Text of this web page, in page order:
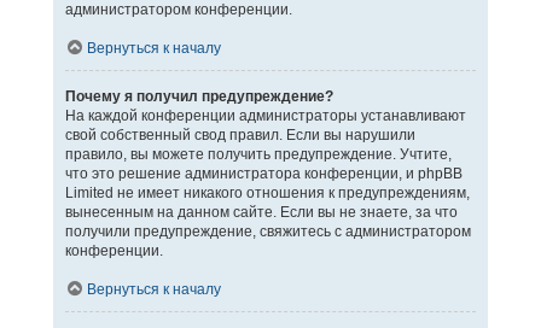
администратором конференции.
Вернуться к началу
Почему я получил предупреждение?
На каждой конференции администраторы устанавливают
свой собственный свод правил. Если вы нарушили
правило, вы можете получить предупреждение. Учтите,
что это решение администратора конференции, и phpBB
Limited не имеет никакого отношения к предупреждениям,
вынесенным на данном сайте. Если вы не знаете, за что
получили предупреждение, свяжитесь с администратором
конференции.
Вернуться к началу